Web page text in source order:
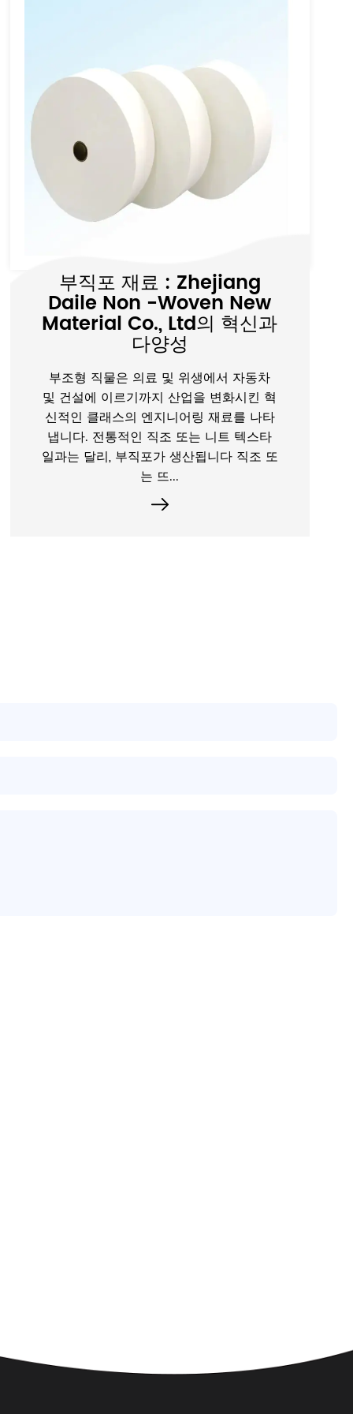
일회용면 페이스 타월을 선
택하면 쓰레기 축적을 줄일
수있는 이유는 무엇입니까?
다 일회용면 얼굴 타월의 가장 중요한 환
경 장점은 천연면과 같은 분해 식 재료를
사용한다는 것입니다. 이 재료는 전통적인
합성 섬유 제품보다 훨씬 더 환경 친화...